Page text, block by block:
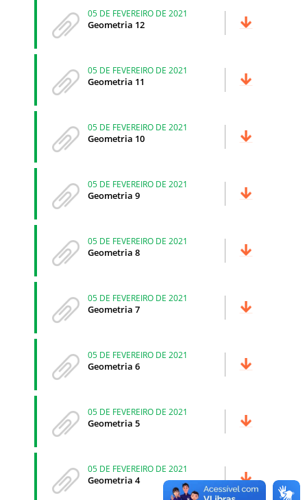
05 DE FEVEREIRO DE 2021
Geometria 12
05 DE FEVEREIRO DE 2021
Geometria 11
05 DE FEVEREIRO DE 2021
Geometria 10
05 DE FEVEREIRO DE 2021
Geometria 9
05 DE FEVEREIRO DE 2021
Geometria 8
05 DE FEVEREIRO DE 2021
Geometria 7
05 DE FEVEREIRO DE 2021
Geometria 6
05 DE FEVEREIRO DE 2021
Geometria 5
05 DE FEVEREIRO DE 2021
Geometria 4